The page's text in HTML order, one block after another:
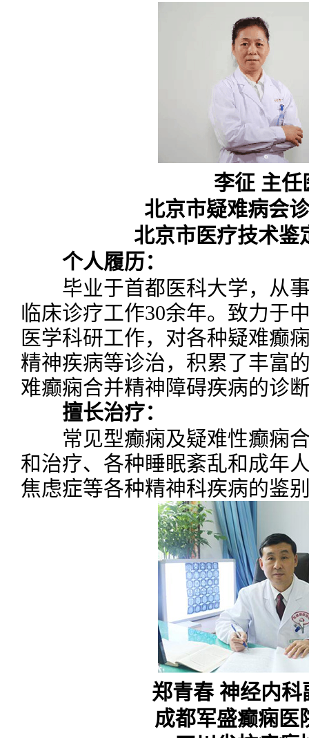
李征 主任
北京市疑难病会
北京市医疗技术鉴
个人履历：
毕业于首都医科大学，从事
临床诊疗工作30余年。致力于
医学科研工作，对各种疑难癫
精神疾病等诊治，积累了丰富
难癫痫合并精神障碍疾病的诊
擅长治疗：
常见型癫痫及疑难性癫痫合
和治疗、各种睡眠紊乱和成年
焦虑症等各种精神科疾病的鉴
郑青春 神经内科
成都军盛癫痫医